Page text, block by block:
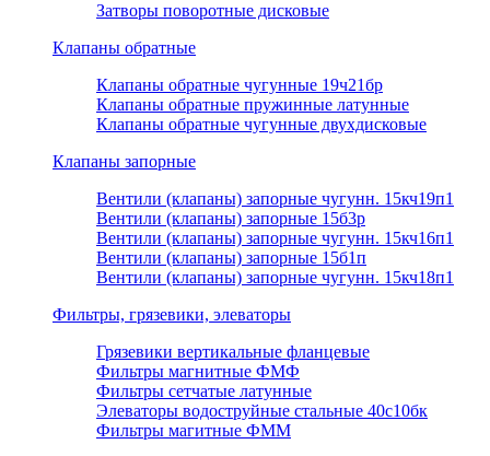
Затворы поворотные дисковые
Клапаны обратные
Клапаны обратные чугунные 19ч21бр
Клапаны обратные пружинные латунные
Клапаны обратные чугунные двухдисковые
Клапаны запорные
Вентили (клапаны) запорные чугунн. 15кч19п1
Вентили (клапаны) запорные 15б3р
Вентили (клапаны) запорные чугунн. 15кч16п1
Вентили (клапаны) запорные 15б1п
Вентили (клапаны) запорные чугунн. 15кч18п1
Фильтры, грязевики, элеваторы
Грязевики вертикальные фланцевые
Фильтры магнитные ФМФ
Фильтры сетчатые латунные
Элеваторы водоструйные стальные 40с10бк
Фильтры магитные ФММ